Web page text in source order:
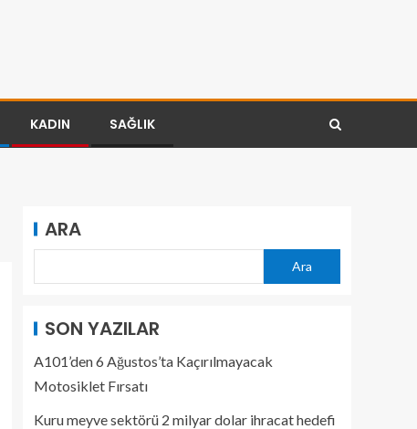
KADIN SAĞLIK
ARA
Ara
SON YAZILAR
A101’den 6 Ağustos’ta Kaçırılmayacak
Motosiklet Fırsatı
Kuru meyve sektörü 2 milyar dolar ihracat hedefi